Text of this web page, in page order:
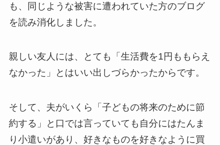
も、同じような被害に遭われていた方のブログ
を読み消化しました。
親しい友人には、とても「生活費を1円ももらえ
なかった」とはいい出しづらかったからです。
そして、夫がいくら「子どもの将来のために節
約する」と口では言っていても自分にはたんま
り小遣いがあり、好きなものを好きなように買